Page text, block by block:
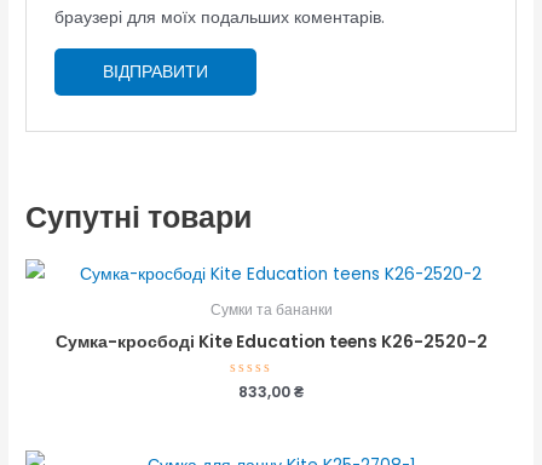
браузері для моїх подальших коментарів.
Супутні товари
Сумки та бананки
Сумка-кросбоді Kite Education teens K26-2520-2
Оцінено
833,00₴